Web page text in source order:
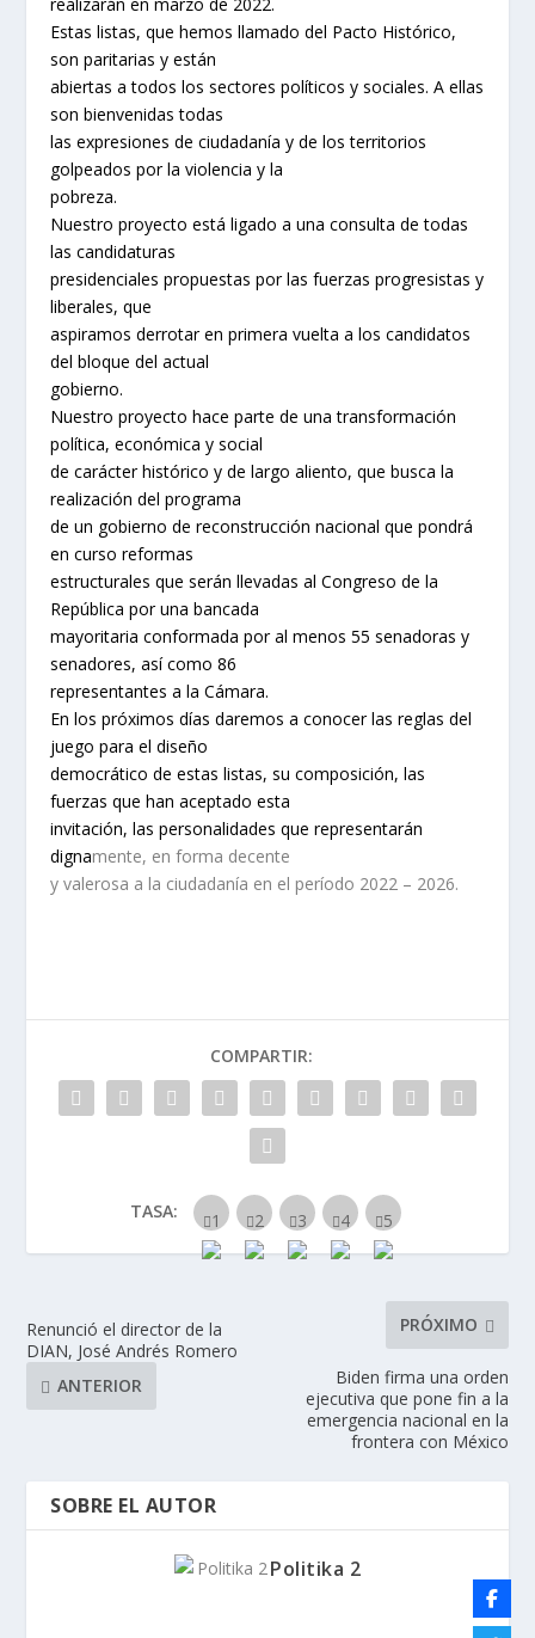
Estas listas, que hemos llamado del Pacto Histórico,
son paritarias y están
abiertas a todos los sectores políticos y sociales. A ellas
son bienvenidas todas
las expresiones de ciudadanía y de los territorios
golpeados por la violencia y la
pobreza.
Nuestro proyecto está ligado a una consulta de todas
las candidaturas
presidenciales propuestas por las fuerzas progresistas y
liberales, que
aspiramos derrotar en primera vuelta a los candidatos
del bloque del actual
gobierno.
Nuestro proyecto hace parte de una transformación
política, económica y social
de carácter histórico y de largo aliento, que busca la
realización del programa
de un gobierno de reconstrucción nacional que pondrá
en curso reformas
estructurales que serán llevadas al Congreso de la
República por una bancada
mayoritaria conformada por al menos 55 senadoras y
senadores, así como 86
representantes a la Cámara.
En los próximos días daremos a conocer las reglas del
juego para el diseño
democrático de estas listas, su composición, las
fuerzas que han aceptado esta
invitación, las personalidades que representarán
dignamente, en forma decente
y valerosa a la ciudadanía en el período 2022 – 2026.
COMPARTIR:
TASA:
Renunció el director de la
DIAN, José Andrés Romero
ANTERIOR
PRÓXIMO
Biden firma una orden
ejecutiva que pone fin a la
emergencia nacional en la
frontera con México
SOBRE EL AUTOR
Politika 2